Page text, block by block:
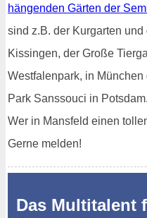
hängenden Gärten der
sind z.B. der Kurgarten
Kissingen, der Große
Westfalenpark, in
Park Sanssouci in Potsdam.
Wer in Mansfeld einen
Gerne melden!
Das Multitalent